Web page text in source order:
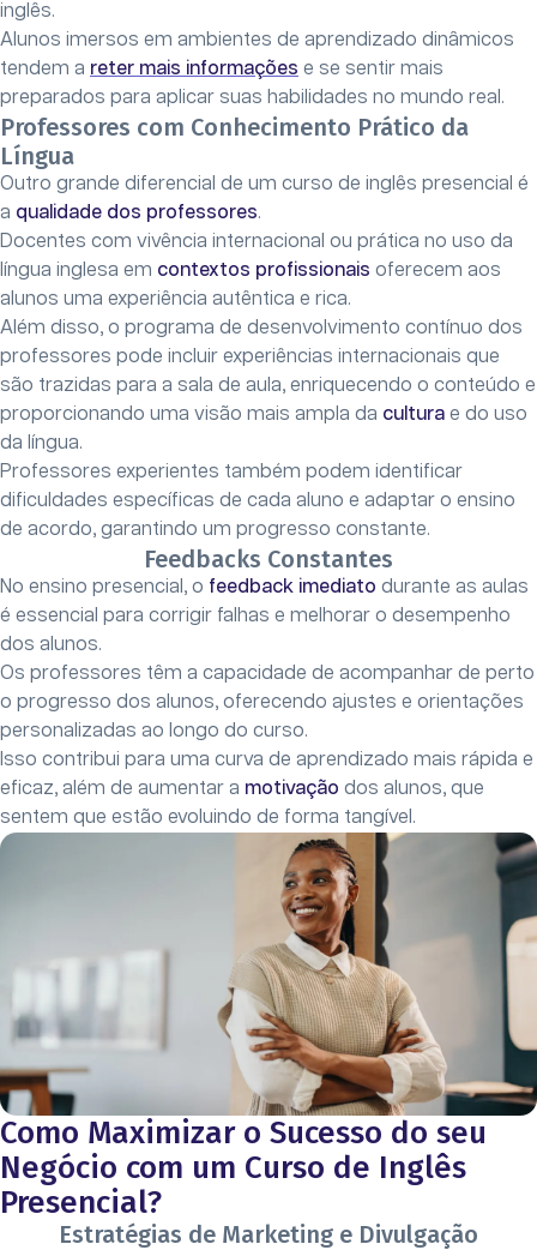
inglês.
Alunos imersos em ambientes de aprendizado dinâmicos
tendem a reter mais informações e se sentir mais
preparados para aplicar suas habilidades no mundo real.
Professores com Conhecimento Prático da
Língua
Outro grande diferencial de um curso de inglês presencial é
a qualidade dos professores.
Docentes com vivência internacional ou prática no uso da
língua inglesa em contextos profissionais oferecem aos
alunos uma experiência autêntica e rica.
Além disso, o programa de desenvolvimento contínuo dos
professores pode incluir experiências internacionais que
são trazidas para a sala de aula, enriquecendo o conteúdo e
proporcionando uma visão mais ampla da cultura e do uso
da língua.
Professores experientes também podem identificar
dificuldades específicas de cada aluno e adaptar o ensino
de acordo, garantindo um progresso constante.
Feedbacks Constantes
No ensino presencial, o feedback imediato durante as aulas
é essencial para corrigir falhas e melhorar o desempenho
dos alunos.
Os professores têm a capacidade de acompanhar de perto
o progresso dos alunos, oferecendo ajustes e orientações
personalizadas ao longo do curso.
Isso contribui para uma curva de aprendizado mais rápida e
eficaz, além de aumentar a motivação dos alunos, que
sentem que estão evoluindo de forma tangível.
Como Maximizar o Sucesso do seu
Negócio com um Curso de Inglês
Presencial?
Estratégias de Marketing e Divulgação